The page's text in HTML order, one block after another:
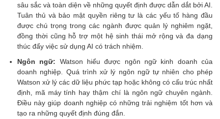
sâu sắc và toàn diện về những quyết định được dẫn dắt bởi AI.
Tuân thủ và bảo mật quyền riêng tư là các yếu tố hàng đầu
được chú trọng trong các ngành được quản lý nghiêm ngặt,
đồng thời cũng hỗ trợ một hệ sinh thái mở rộng và đa dạng
thúc đẩy việc sử dụng AI có trách nhiệm.
Ngôn ngữ: Watson hiểu được ngôn ngữ kinh doanh của
doanh nghiệp. Quá trình xử lý ngôn ngữ tự nhiên cho phép
Watson xử lý các dữ liệu phức tạp hoặc không có cấu trúc nhất
định, mã máy tính hay thậm chí là ngôn ngữ chuyên ngành.
Điều này giúp doanh nghiệp có những trải nghiệm tốt hơn và
tạo ra những quyết định đúng đắn.